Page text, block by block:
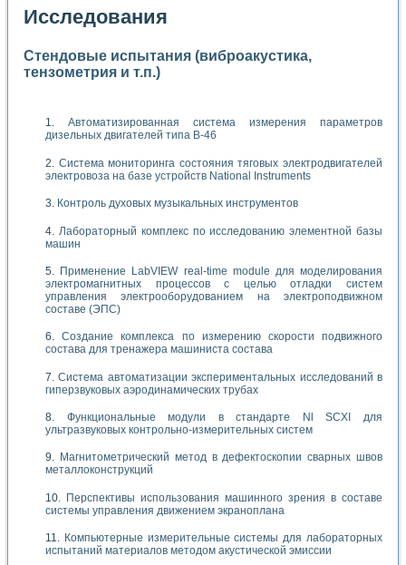
Исследования
Стендовые испытания (виброакустика,
тензометрия и т.п.)
Автоматизированная система измерения параметров
дизельных двигателей типа В-46
Система мониторинга состояния тяговых электродвигателей
электровоза на базе устройств National Instruments
Контроль духовых музыкальных инструментов
Лабораторный комплекс по исследованию элементной базы
машин
Применение LabVIEW real-time module для моделирования
электромагнитных процессов с целью отладки систем
управления электрооборудованием на электроподвижном
составе (ЭПС)
Создание комплекса по измерению скорости подвижного
состава для тренажера машиниста состава
Система автоматизации экспериментальных исследований в
гиперзвуковых аэродинамических трубах
Функциональные модули в стандарте Nl SCXI для
ультразвуковых контрольно-измерительных систем
Магнитометрический метод в дефектоскопии сварных швов
металлоконструкций
Перспективы использования машинного зрения в составе
системы управления движением экраноплана
Компьютерные измерительные системы для лабораторных
испытаний материалов методом акустической эмиссии